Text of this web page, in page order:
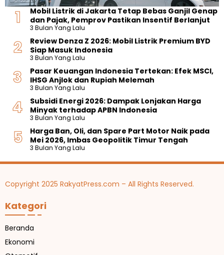
Mobil Listrik di Jakarta Tetap Bebas Ganjil Genap
dan Pajak, Pemprov Pastikan Insentif Berlanjut
3 Bulan Yang Lalu
Review Denza Z 2026: Mobil Listrik Premium BYD
Siap Masuk Indonesia
3 Bulan Yang Lalu
Pasar Keuangan Indonesia Tertekan: Efek MSCI,
IHSG Anjlok dan Rupiah Melemah
3 Bulan Yang Lalu
Subsidi Energi 2026: Dampak Lonjakan Harga
Minyak terhadap APBN Indonesia
3 Bulan Yang Lalu
Harga Ban, Oli, dan Spare Part Motor Naik pada
Mei 2026, Imbas Geopolitik Timur Tengah
3 Bulan Yang Lalu
Copyright 2025 RakyatPress.com – All Rights Reserved.
Kategori
Beranda
Ekonomi